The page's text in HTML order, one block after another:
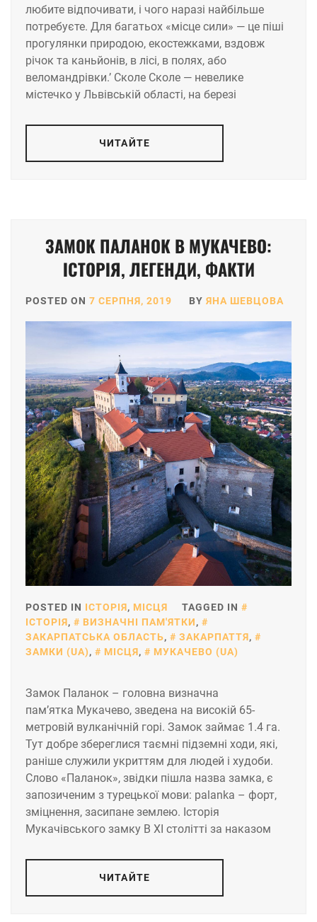
любите відпочивати, і чого наразі найбільше
потребуєте. Для багатьох «місце сили» — це піші
прогулянки природою, екостежками, вздовж
річок та каньйонів, в лісі, в полях, або
веломандрівки.ʼ Сколе Сколе — невелике
містечко у Львівській області, на березі
ЧИТАЙТЕ
ЗАМОК ПАЛАНОК В МУКАЧЕВО:
ІСТОРІЯ, ЛЕГЕНДИ, ФАКТИ
POSTED ON 7 СЕРПНЯ, 2019 BY ЯНА ШЕВЦОВА
POSTED IN ІСТОРІЯ, МІСЦЯ
TAGGED IN
ІСТОРІЯ, ВИЗНАЧНІ ПАМ'ЯТКИ,
ЗАКАРПАТСЬКА ОБЛАСТЬ, ЗАКАРПАТТЯ,
ЗАМКИ (UA), МІСЦЯ, МУКАЧЕВО (UA)
Замок Паланок – головна визначна
пам’ятка Мукачево, зведена на високій 65-
метровій вулканічній горі. Замок займає 1.4 га.
Тут добре збереглися таємні підземні ходи, які,
раніше служили укриттям для людей і худоби.
Слово «Паланок», звідки пішла назва замка, є
запозиченим з турецької мови: palanka – форт,
зміцнення, засипане землею. Історія
Мукачівського замку В XI столітті за наказом
ЧИТАЙТЕ